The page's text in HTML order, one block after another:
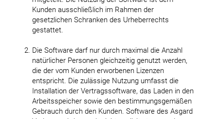
Kunden ausschließlich im Rahmen der
gesetzlichen Schranken des Urheberrechts
gestattet.
Die Software darf nur durch maximal die Anzahl
natürlicher Personen gleichzeitig genutzt werden,
die der vom Kunden erworbenen Lizenzen
entspricht. Die zulässige Nutzung umfasst die
Installation der Vertragssoftware, das Laden in den
Arbeitsspeicher sowie den bestimmungsgemäßen
Gebrauch durch den Kunden. Software des Asgard